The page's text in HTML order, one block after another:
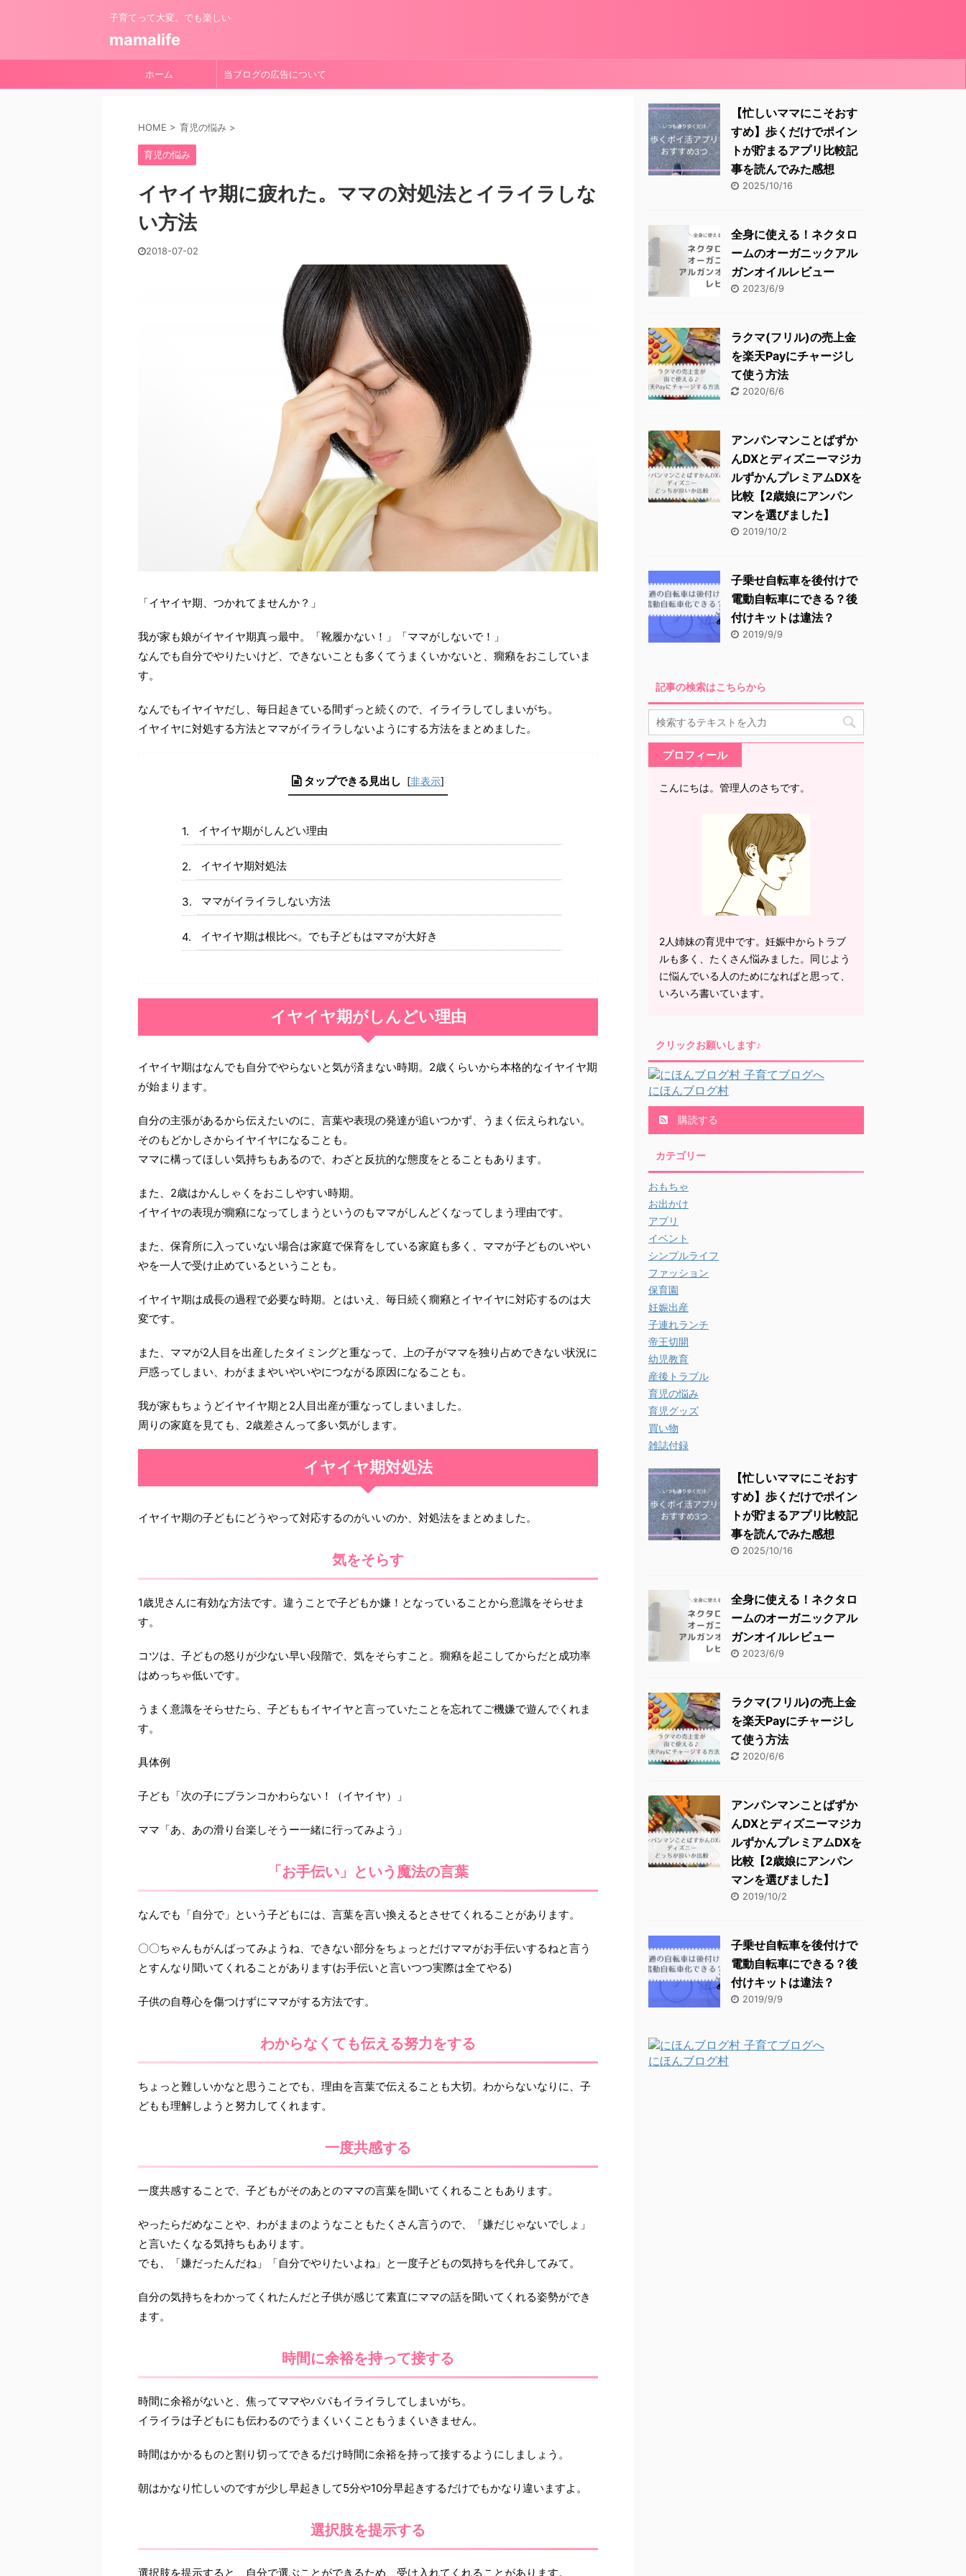
子育てって大変。でも楽しい
mamalife
ホーム 当ブログの広告について
HOME > 育児の悩み >
育児の悩み
イヤイヤ期に疲れた。ママの対処法とイライラしな
い方法
2018-07-02
「イヤイヤ期、つかれてませんか？」
我が家も娘がイヤイヤ期真っ最中。「靴履かない！」「ママがしないで！」
なんでも自分でやりたいけど、できないことも多くてうまくいかないと、癇癪をおこしていま
す。
なんでもイヤイヤだし、毎日起きている間ずっと続くので、イライラしてしまいがち。
イヤイヤに対処する方法とママがイライラしないようにする方法をまとめました。
タップできる見出し [非表示]
イヤイヤ期がしんどい理由
イヤイヤ期対処法
ママがイライラしない方法
イヤイヤ期は根比べ。でも子どもはママが大好き
イヤイヤ期がしんどい理由
イヤイヤ期はなんでも自分でやらないと気が済まない時期。2歳くらいから本格的なイヤイヤ期
が始まります。
自分の主張があるから伝えたいのに、言葉や表現の発達が追いつかず、うまく伝えられない。
そのもどかしさからイヤイヤになることも。
ママに構ってほしい気持ちもあるので、わざと反抗的な態度をとることもあります。
また、2歳はかんしゃくをおこしやすい時期。
イヤイヤの表現が癇癪になってしまうというのもママがしんどくなってしまう理由です。
また、保育所に入っていない場合は家庭で保育をしている家庭も多く、ママが子どものいやい
やを一人で受け止めているということも。
イヤイヤ期は成長の過程で必要な時期。とはいえ、毎日続く癇癪とイヤイヤに対応するのは大
変です。
また、ママが2人目を出産したタイミングと重なって、上の子がママを独り占めできない状況に
戸惑ってしまい、わがままやいやいやにつながる原因になることも。
我が家もちょうどイヤイヤ期と2人目出産が重なってしまいました。
周りの家庭を見ても、2歳差さんって多い気がします。
イヤイヤ期対処法
イヤイヤ期の子どもにどうやって対応するのがいいのか、対処法をまとめました。
気をそらす
1歳児さんに有効な方法です。違うことで子どもか嫌！となっていることから意識をそらせま
す。
コツは、子どもの怒りが少ない早い段階で、気をそらすこと。癇癪を起こしてからだと成功率
はめっちゃ低いです。
うまく意識をそらせたら、子どももイヤイヤと言っていたことを忘れてご機嫌で遊んでくれま
す。
具体例
子ども「次の子にブランコかわらない！（イヤイヤ）」
ママ「あ、あの滑り台楽しそうー一緒に行ってみよう」
「お手伝い」という魔法の言葉
なんでも「自分で」という子どもには、言葉を言い換えるとさせてくれることがあります。
〇〇ちゃんもがんばってみようね、できない部分をちょっとだけママがお手伝いするねと言う
とすんなり聞いてくれることがあります(お手伝いと言いつつ実際は全てやる)
子供の自尊心を傷つけずにママがする方法です。
わからなくても伝える努力をする
ちょっと難しいかなと思うことでも、理由を言葉で伝えることも大切。わからないなりに、子
どもも理解しようと努力してくれます。
一度共感する
一度共感することで、子どもがそのあとのママの言葉を聞いてくれることもあります。
やったらだめなことや、わがままのようなこともたくさん言うので、「嫌だじゃないでしょ」
と言いたくなる気持ちもあります。
でも、「嫌だったんだね」「自分でやりたいよね」と一度子どもの気持ちを代弁してみて。
自分の気持ちをわかってくれたんだと子供が感じて素直にママの話を聞いてくれる姿勢ができ
ます。
時間に余裕を持って接する
時間に余裕がないと、焦ってママやパパもイライラしてしまいがち。
イライラは子どもにも伝わるのでうまくいくこともうまくいきません。
時間はかかるものと割り切ってできるだけ時間に余裕を持って接するようにしましょう。
朝はかなり忙しいのですが少し早起きして5分や10分早起きするだけでもかなり違いますよ。
選択肢を提示する
選択肢を提示すると、自分で選ぶことができるため、受け入れてくれることがあります。
【忙しいママにこそおす
すめ】歩くだけでポイン
トが貯まるアプリ比較記
事を読んでみた感想
2025/10/16
全身に使える！ネクタロ
ームのオーガニックアル
ガンオイルレビュー
2023/6/9
ラクマ(フリル)の売上金
を楽天Payにチャージし
て使う方法
2020/6/6
アンパンマンことばずか
んDXとディズニーマジカ
ルずかんプレミアムDXを
比較【2歳娘にアンパン
マンを選びました】
2019/10/2
子乗せ自転車を後付けで
電動自転車にできる？後
付けキットは違法？
2019/9/9
記事の検索はこちらから
プロフィール
こんにちは。管理人のさちです。
2人姉妹の育児中です。妊娠中からトラブ
ルも多く、たくさん悩みました。同じよう
に悩んでいる人のためになればと思って、
いろいろ書いています。
クリックお願いします♪
にほんブログ村
購読する
カテゴリー
おもちゃ
お出かけ
アプリ
イベント
シンプルライフ
ファッション
保育園
妊娠出産
子連れランチ
帝王切開
幼児教育
産後トラブル
育児の悩み
育児グッズ
買い物
雑誌付録
【忙しいママにこそおす
すめ】歩くだけでポイン
トが貯まるアプリ比較記
事を読んでみた感想
2025/10/16
全身に使える！ネクタロ
ームのオーガニックアル
ガンオイルレビュー
2023/6/9
ラクマ(フリル)の売上金
を楽天Payにチャージし
て使う方法
2020/6/6
アンパンマンことばずか
んDXとディズニーマジカ
ルずかんプレミアムDXを
比較【2歳娘にアンパン
マンを選びました】
2019/10/2
子乗せ自転車を後付けで
電動自転車にできる？後
付けキットは違法？
2019/9/9
にほんブログ村